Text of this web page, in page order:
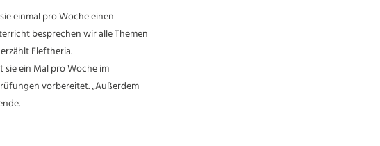
einmal pro Woche einen
besprechen wir alle Themen
Eleftheria.
ein Mal pro Woche im
vorbereitet. „Außerdem